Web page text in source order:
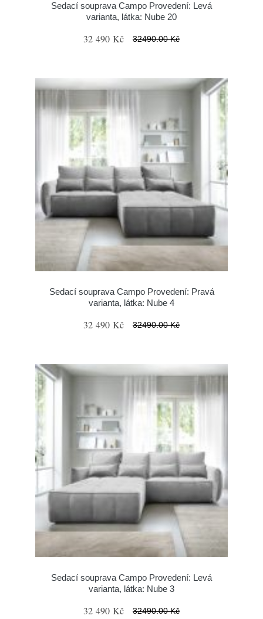
Sedací souprava Campo Provedení: Levá
varianta, látka: Nube 20
32 490 Kč 32490.00 Kč
Sedací souprava Campo Provedení: Pravá
varianta, látka: Nube 4
32 490 Kč 32490.00 Kč
Sedací souprava Campo Provedení: Levá
varianta, látka: Nube 3
32 490 Kč 32490.00 Kč